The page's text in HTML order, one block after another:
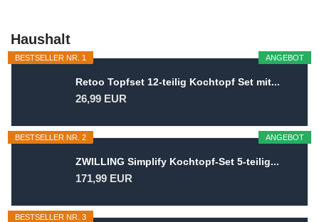
Haushalt
ANGEBOT
BESTSELLER NR. 1
Retoo Topfset 12-teilig Kochtopf Set mit...
26,99 EUR
ANGEBOT
BESTSELLER NR. 2
ZWILLING Simplify Kochtopf-Set 5-teilig...
171,99 EUR
BESTSELLER NR. 3